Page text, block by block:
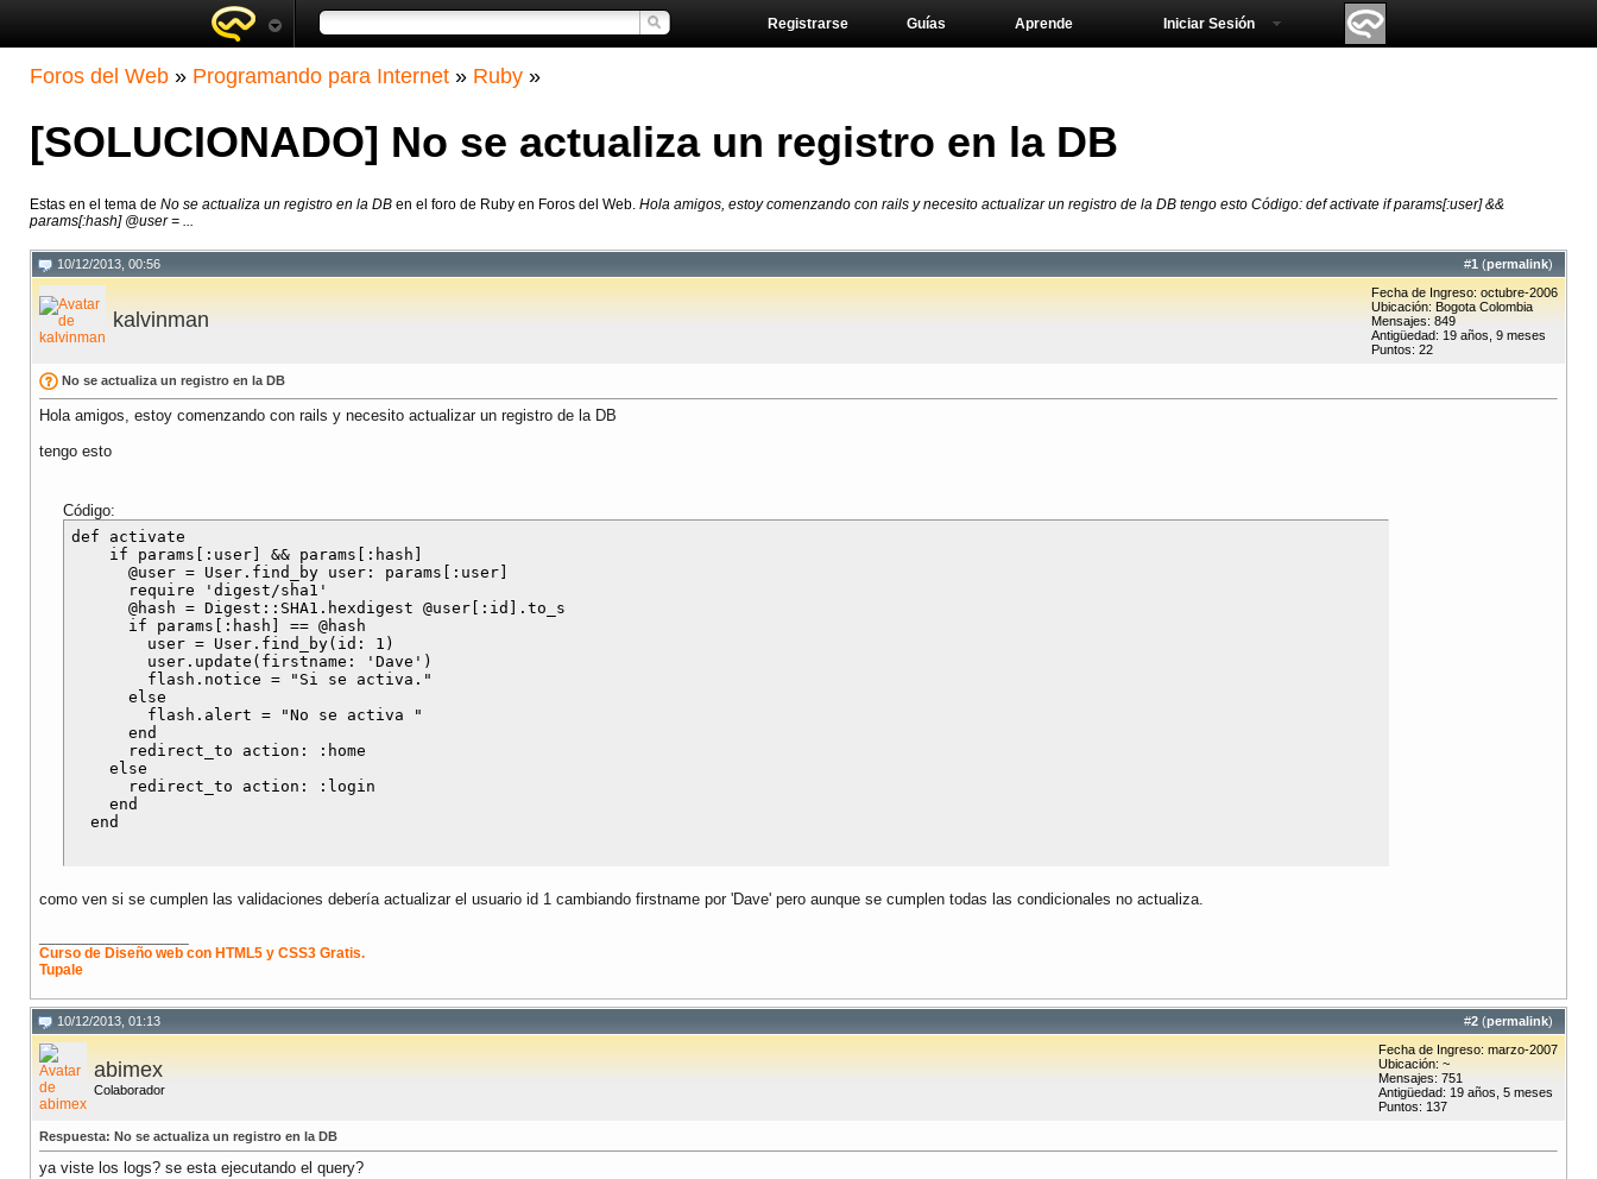
Aprende
Guías
Registrarse Iniciar Sesión
Foros del Web » Programando para Internet » Ruby »
[SOLUCIONADO] No se actualiza un registro en la DB
Estas en el tema de No se actualiza un registro en la DB en el foro de Ruby en Foros del Web. Hola amigos, estoy comenzando con rails y necesito actualizar un registro de la DB tengo esto Código: def activate if params[:user] &&
params[:hash] @user = ...
#1 (permalink)
10/12/2013, 00:56
kalvinman
Fecha de Ingreso: octubre-2006
Ubicación: Bogota Colombia
Mensajes: 849
Antigüedad: 19 años, 9 meses
Puntos: 22
No se actualiza un registro en la DB
Hola amigos, estoy comenzando con rails y necesito actualizar un registro de la DB
tengo esto
Código:
def activate
    if params[:user] && params[:hash]
      @user = User.find_by user: params[:user]
      require 'digest/sha1'
      @hash = Digest::SHA1.hexdigest @user[:id].to_s
      if params[:hash] == @hash
        user = User.find_by(id: 1)
        user.update(firstname: 'Dave')
        flash.notice = "Si se activa."
      else
        flash.alert = "No se activa "
      end
      redirect_to action: :home
    else
      redirect_to action: :login
    end
como ven si se cumplen las validaciones debería actualizar el usuario id 1 cambiando firstname por 'Dave' pero aunque se cumplen todas las condicionales no actualiza.
Curso de Diseño web con HTML5 y CSS3 Gratis.
Tupale
#2 (permalink)
10/12/2013, 01:13
abimex
Colaborador
Fecha de Ingreso: marzo-2007
Ubicación: ~
Mensajes: 751
Antigüedad: 19 años, 5 meses
Puntos: 137
Respuesta: No se actualiza un registro en la DB
ya viste los logs? se esta ejecutando el query?